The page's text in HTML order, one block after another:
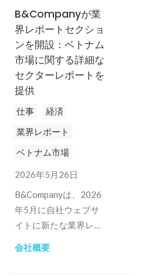
B&Companyが業
界レポートセクショ
ンを開設：ベトナム
市場に関する詳細な
セクターレポートを
提供
仕事
経済
業界レポート
ベトナム市場
2026年5月26日
B&Companyは、2026
年5月に自社ウェブサ
イトに新たな業界レポ
に開設し、ベトナム市
会社概要